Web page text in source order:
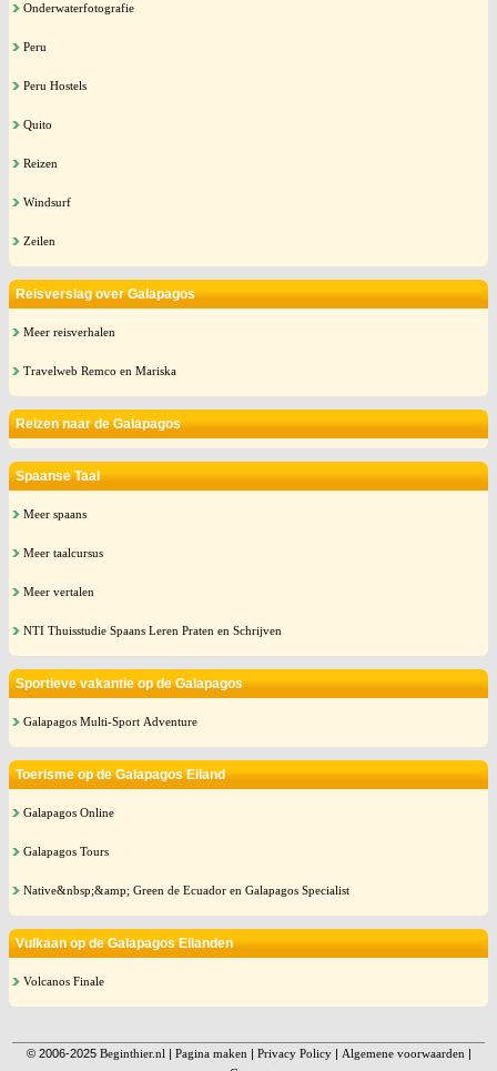
Onderwaterfotografie
Peru
Peru Hostels
Quito
Reizen
Windsurf
Zeilen
Reisverslag over Galapagos
Meer reisverhalen
Travelweb Remco en Mariska
Reizen naar de Galapagos
Spaanse Taal
Meer spaans
Meer taalcursus
Meer vertalen
NTI Thuisstudie Spaans Leren Praten en Schrijven
Sportieve vakantie op de Galapagos
Galapagos Multi-Sport Adventure
Toerisme op de Galapagos Eiland
Galapagos Online
Galapagos Tours
Native&nbsp;&amp; Green de Ecuador en Galapagos Specialist
Vulkaan op de Galapagos Eilanden
Volcanos Finale
© 2006-2025 Beginthier.nl | Pagina maken | Privacy Policy| Algemene voorwaarden |